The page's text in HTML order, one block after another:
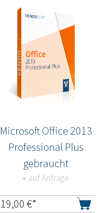
Microsoft Office 2013
Professional Plus
gebraucht
auf Anfrage
19,00 €*